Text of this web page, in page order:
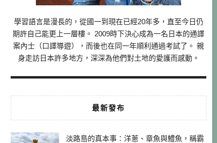
學習語言是漫長的，從國一到現在已經20年多，直至今日仍
期許自己能更上一層樓。 2009時下決心成為一名日本的通譯
案內士（口譯導遊），而後也在同一年順利通過考試了。 親
身走訪日本許多地方，深深為他們對土地的愛護而感動。
最新發布
淡路島的真本事：洋蔥、章魚與鱧魚，稱霸